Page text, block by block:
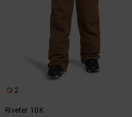
2
Riveter 10K